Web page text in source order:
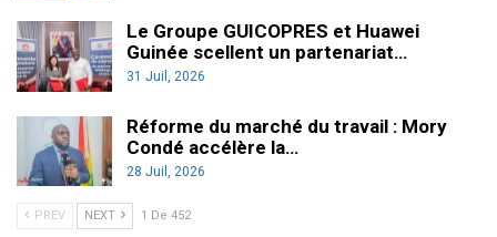
Le Groupe GUICOPRES et Huawei
Guinée scellent un partenariat…
31 Juil, 2026
Réforme du marché du travail : Mory
Condé accélère la…
28 Juil, 2026
PREV NEXT 1 De 452